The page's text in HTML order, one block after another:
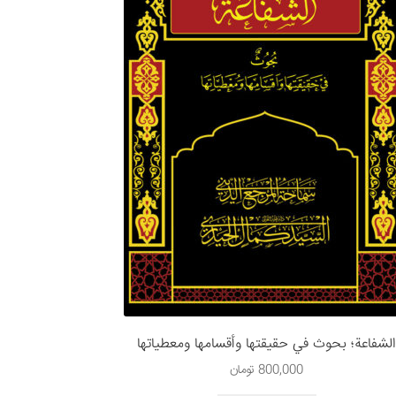
الشفاعة؛ بحوث في حقيقتها وأقسامها ومعطياتها
800,000 تومان